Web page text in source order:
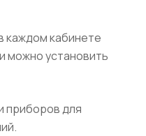
каждом кабинете
можно установить
приборов для